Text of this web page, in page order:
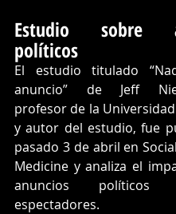
Estudio sobre
políticos
El estudio titulado
anuncio” de Jeff
profesor de la
y autor del estudio, fue
pasado 3 de abril en
Medicine y analiza el
anuncios
espectadores.